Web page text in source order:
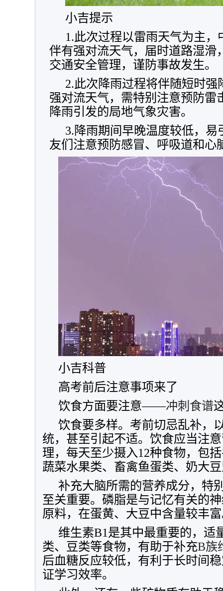
小吉提示
1.此次过程以雷雨天气为主
伴有强对流天气，届时道路湿滑
交通安全管理，谨防事故发生。
2.此次降雨过程将伴随短时
强对流天气，需特别注意预防雷
降雨引发的局地气象灾害。
3.降雨期间早晚温度较低，
友们注意预防感冒、呼吸道和心
小吉科普
高考前后注意事项来了
饮食方面要注意——冲刺食谱
饮食要多样。考前切忌乱补，
统，甚至引起不适。饮食应当注
理，每天至少摄入12种食物，包
蔬菜水果类、畜禽鱼蛋类、奶大
补充大脑所需的营养成分，特
至关重要。磷脂是与记忆有关的
原料，在蛋黄、大豆中含量较丰
维生素B1是其中最重要的，适
类、豆类等食物，有助于补充B族
后血糖反应较低，有利于长时间
证学习效率。